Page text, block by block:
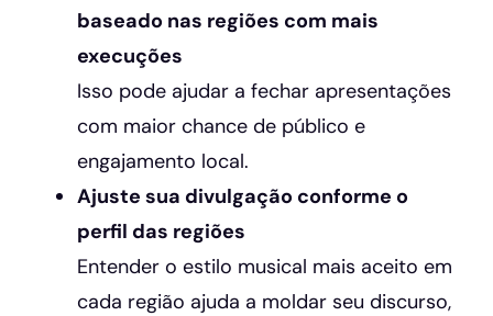
baseado nas regiões com mais
execuções
Isso pode ajudar a fechar apresentações
com maior chance de público e
engajamento local.
Ajuste sua divulgação conforme o
perfil das regiões
Entender o estilo musical mais aceito em
cada região ajuda a moldar seu discurso,